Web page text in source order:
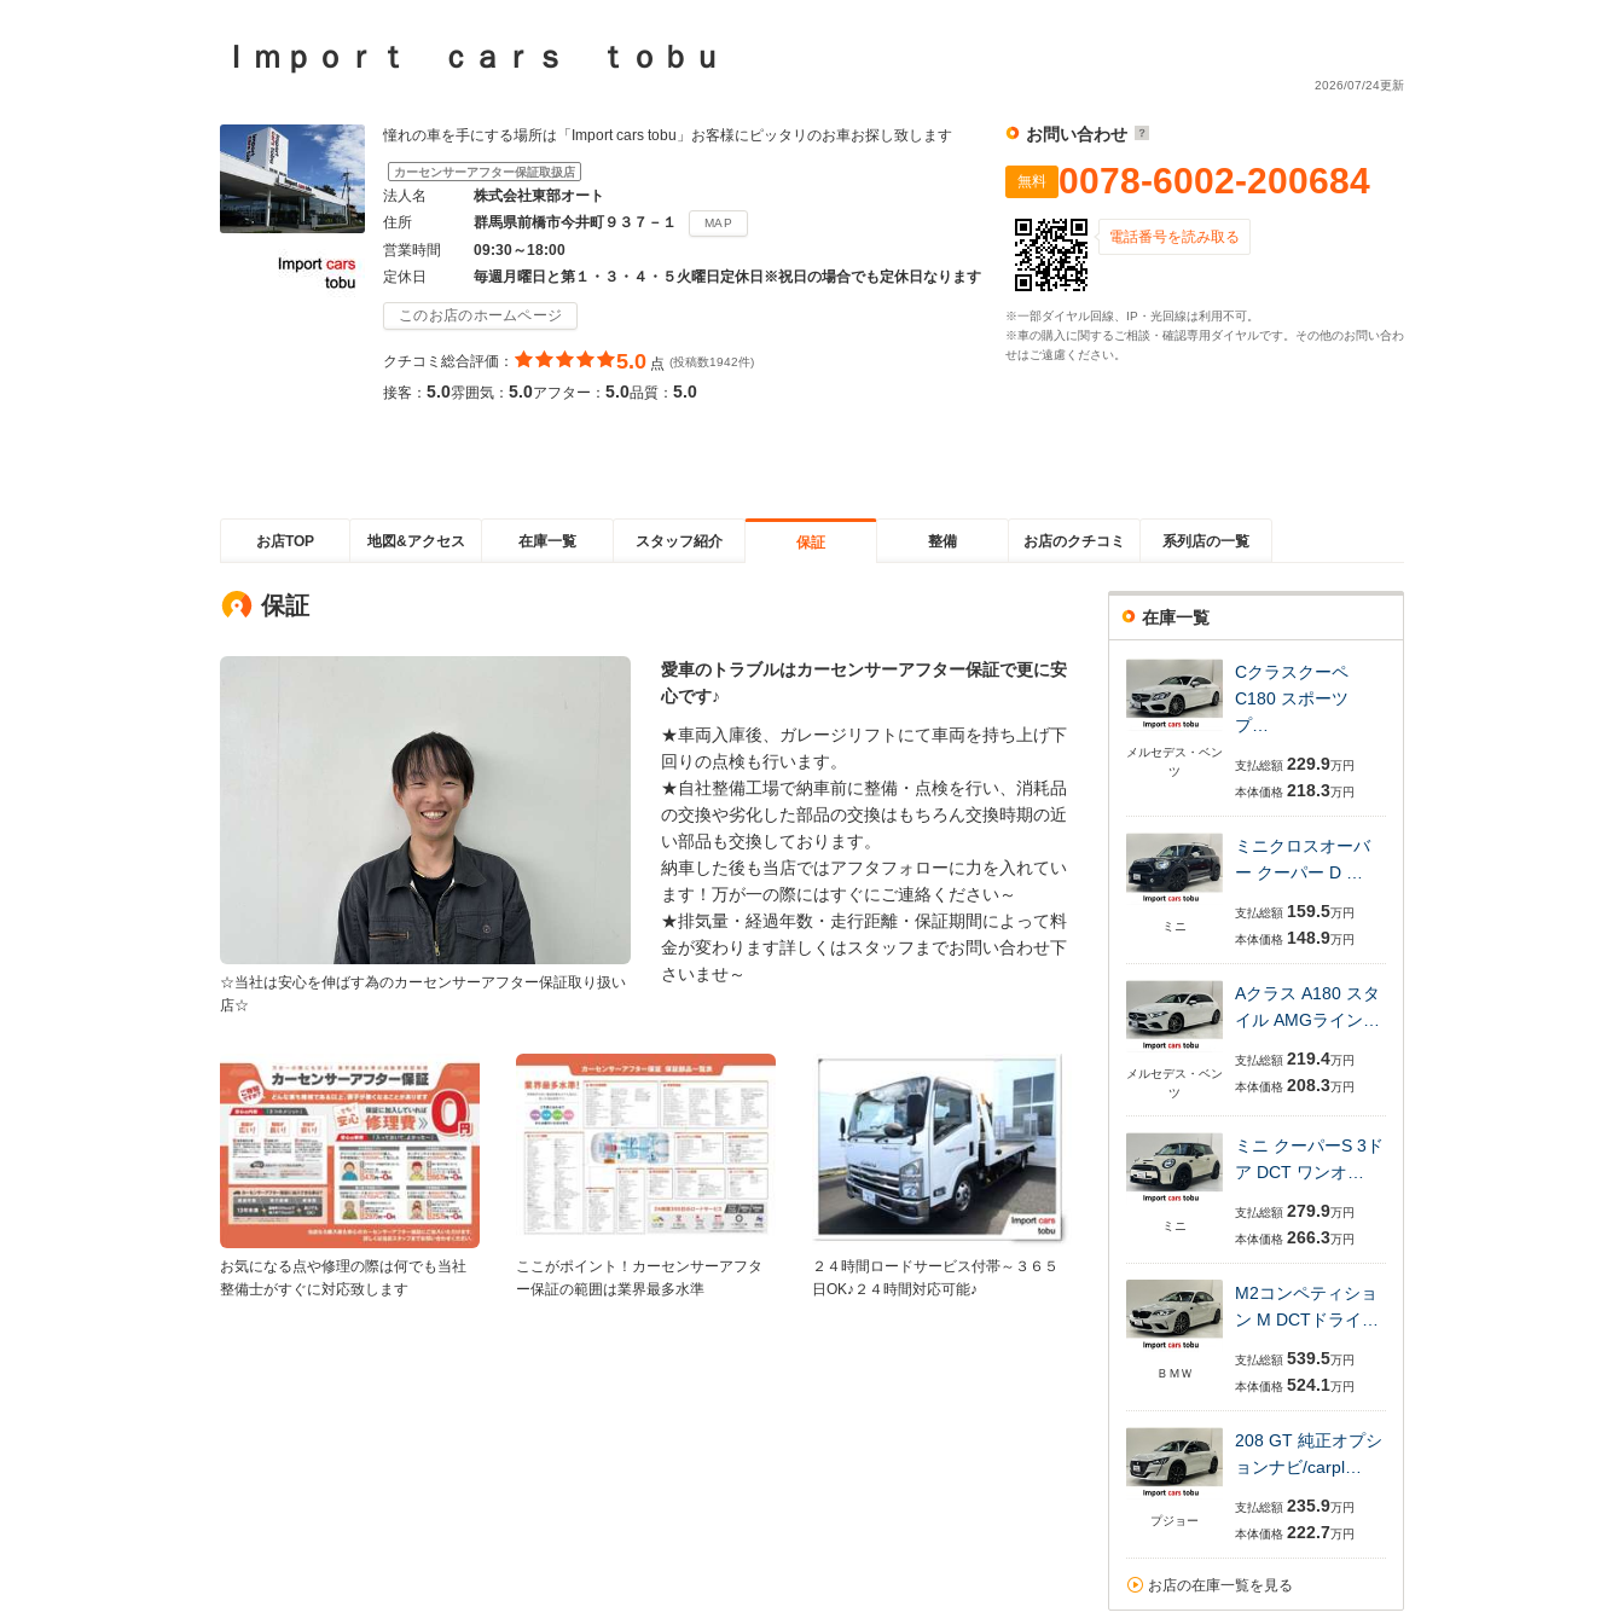
Ｉｍｐｏｒｔ ｃａｒｓ ｔｏｂｕ
2026/07/24更新
憧れの車を手にする場所は「Import cars tobu」お客様にピッタリのお車お探し致します
カーセンサーアフター保証取扱店
法人名
株式会社東部オート
住所
群馬県前橋市今井町９３７－１ MAP
営業時間
09:30～18:00
定休日
毎週月曜日と第１・３・４・５火曜日定休日※祝日の場合でも定休日なります
このお店のホームページ
クチコミ総合評価： 5.0 点 (投稿数1942件)
接客： 5.0雰囲気： 5.0アフター： 5.0品質： 5.0
お問い合わせ
無料 0078-6002-200684
電話番号を読み取る
※一部ダイヤル回線、IP・光回線は利用不可。
※車の購入に関するご相談・確認専用ダイヤルです。その他のお問い合わ
せはご遠慮ください。
お店TOP 地図&アクセス 在庫一覧 スタッフ紹介 保証 整備 お店のクチコミ 系列店の一覧
保証
☆当社は安心を伸ばす為のカーセンサーアフター保証取り扱い
店☆
愛車のトラブルはカーセンサーアフター保証で更に安
心です♪
★車両入庫後、ガレージリフトにて車両を持ち上げ下
回りの点検も行います。
★自社整備工場で納車前に整備・点検を行い、消耗品
の交換や劣化した部品の交換はもちろん交換時期の近
い部品も交換しております。
納車した後も当店ではアフタフォローに力を入れてい
ます！万が一の際にはすぐにご連絡ください～
★排気量・経過年数・走行距離・保証期間によって料
金が変わります詳しくはスタッフまでお問い合わせ下
さいませ～
お気になる点や修理の際は何でも当社
整備士がすぐに対応致します
ここがポイント！カーセンサーアフタ
ー保証の範囲は業界最多水準
２４時間ロードサービス付帯～３６５
日OK♪２４時間対応可能♪
在庫一覧
メルセデス・ベン
ツ
Cクラスクーペ
C180 スポーツ
プ…
支払総額 229.9万円
本体価格 218.3万円
ミニ
ミニクロスオーバ
ー クーパー D …
支払総額 159.5万円
本体価格 148.9万円
メルセデス・ベン
ツ
Aクラス A180 スタ
イル AMGライン…
支払総額 219.4万円
本体価格 208.3万円
ミニ
ミニ クーパーS 3ド
ア DCT ワンオ…
支払総額 279.9万円
本体価格 266.3万円
ＢＭＷ
M2コンペティショ
ン M DCTドライ…
支払総額 539.5万円
本体価格 524.1万円
プジョー
208 GT 純正オプシ
ョンナビ/carpl…
支払総額 235.9万円
本体価格 222.7万円
お店の在庫一覧を見る